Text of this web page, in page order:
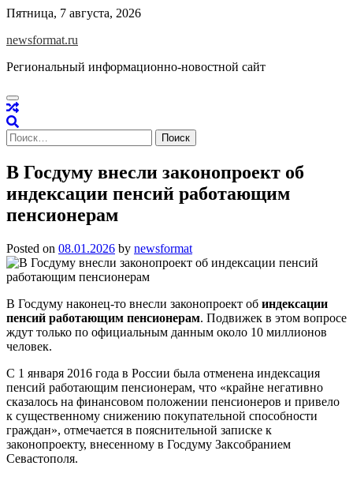
Skip
content
Пятница, 7 августа, 2026
newsformat.ru
Региональный информационно-новостной сайт
Найти:
В Госдуму внесли законопроект об
индексации пенсий работающим
пенсионерам
Posted on 08.01.2026 by newsformat
В Госдуму наконец-то внесли законопроект об индексации
пенсий работающим пенсионерам. Подвижек в этом вопросе
ждут только по официальным данным около 10 миллионов
человек.
С 1 января 2016 года в России была отменена индексация
пенсий работающим пенсионерам, что «крайне негативно
сказалось на финансовом положении пенсионеров и привело
к существенному снижению покупательной способности
граждан», отмечается в пояснительной записке к
законопроекту, внесенному в Госдуму Заксобранием
Севастополя.